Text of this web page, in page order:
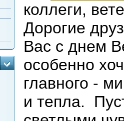
коллеги,
Дорогие
Вас с днем
особенно
главного -
и тепла.